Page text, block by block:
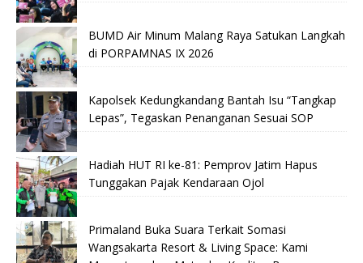
BUMD Air Minum Malang Raya Satukan Langkah
di PORPAMNAS IX 2026
Kapolsek Kedungkandang Bantah Isu “Tangkap
Lepas”, Tegaskan Penanganan Sesuai SOP
Hadiah HUT RI ke-81: Pemprov Jatim Hapus
Tunggakan Pajak Kendaraan Ojol
Primaland Buka Suara Terkait Somasi
Wangsakarta Resort & Living Space: Kami